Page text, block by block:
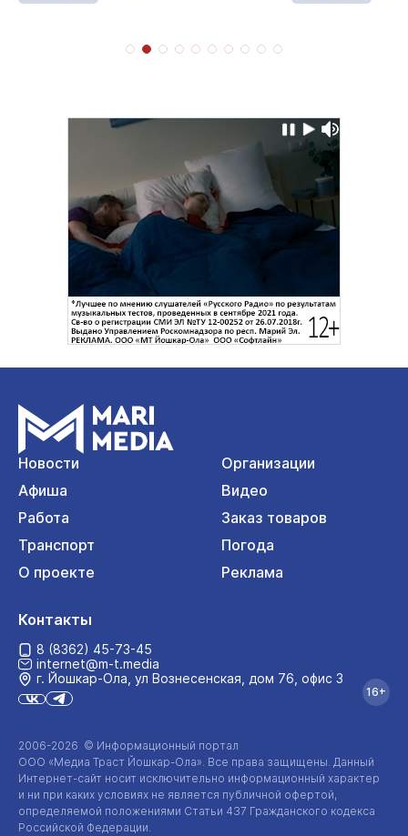
Новости
Организации
Афиша
Видео
Работа
Заказ товаров
Транспорт
Погода
О проекте
Реклама
2006-2026 © Информационный портал
ООО «Медиа Траст Йошкар-Ола». Все права защищены. Данный
Интернет-сайт носит исключительно информационный характер
и ни при каких условиях не является публичной офертой,
определяемой положениями Статьи 437 Гражданского кодекса
Российской Федерации.
Контакты
8 (8362) 45-73-45
internet@m-t.media
г. Йошкар‑Ола, ул Вознесенская, дом 76, офис 3
16+